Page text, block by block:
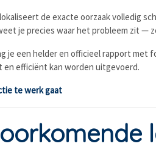
de exacte oorzaak volledig
je precies waar het probleem zit —
je een helder en officieel rapport met
efficiënt kan worden uitgevoerd.
te werk gaat